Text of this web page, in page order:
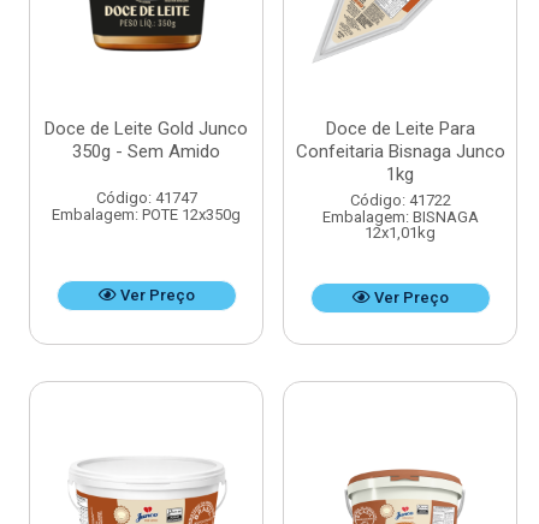
Doce de Leite Gold Junco
350g - Sem Amido
Código: 41747
Embalagem: POTE 12x350g
Ver Preço
Doce de Leite Para
Confeitaria Bisnaga Junco
1kg
Código: 41722
Embalagem: BISNAGA
12x1,01kg
Ver Preço